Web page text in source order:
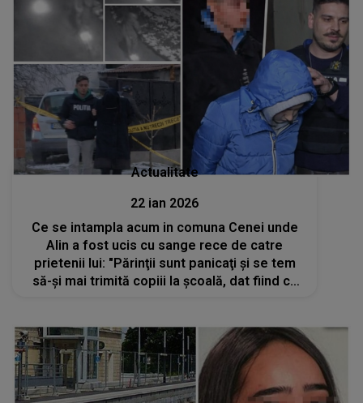
Actualitate
22 ian 2026
Ce se intampla acum in comuna Cenei unde
Alin a fost ucis cu sange rece de catre
prietenii lui: "Părinţii sunt panicaţi şi se tem
să-şi mai trimită copiii la şcoală, dat fiind că